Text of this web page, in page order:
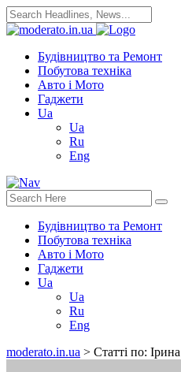
Будівництво та Ремонт
Побутова техніка
Авто і Мото
Гаджети
Ua
Ua
Ru
Eng
Будівництво та Ремонт
Побутова техніка
Авто і Мото
Гаджети
Ua
Ua
Ru
Eng
moderato.in.ua > Статті по: Ірина